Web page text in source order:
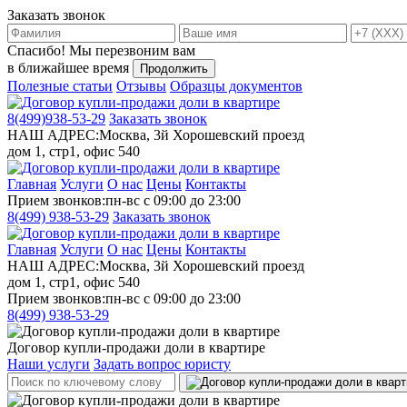
Заказать звонок
Спасибо! Мы перезвоним вам
в ближайшее время
Продолжить
Полезные статьи Отзывы Образцы документов
8(499)938-53-29 Заказать звонок
НАШ АДРЕС:Москва, 3й Хорошевский проезд
дом 1, стр1, офис 540
Главная Услуги О нас Цены Контакты
Прием звонков:пн-вс с 09:00 до 23:00
8(499) 938-53-29 Заказать звонок
Главная Услуги О нас Цены Контакты
НАШ АДРЕС:Москва, 3й Хорошевский проезд
дом 1, стр1, офис 540
Прием звонков:пн-вс с 09:00 до 23:00
8(499) 938-53-29
Договор купли-продажи доли в квартире
Наши услуги Задать вопрос юристу